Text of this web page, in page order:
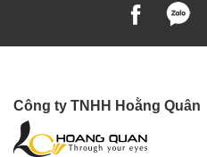
Công ty TNHH Hoằng Quân